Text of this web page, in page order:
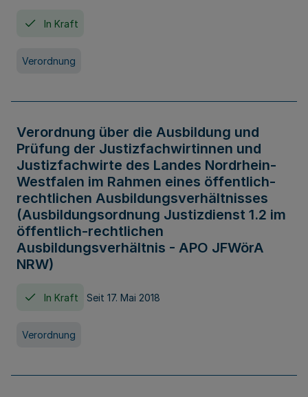
In Kraft
Verordnung
Verordnung über die Ausbildung und
Prüfung der Justizfachwirtinnen und
Justizfachwirte des Landes Nordrhein-
Westfalen im Rahmen eines öffentlich-
rechtlichen Ausbildungsverhältnisses
(Ausbildungsordnung Justizdienst 1.2 im
öffentlich-rechtlichen
Ausbildungsverhältnis - APO JFWörA
NRW)
In Kraft Seit 17. Mai 2018
Verordnung